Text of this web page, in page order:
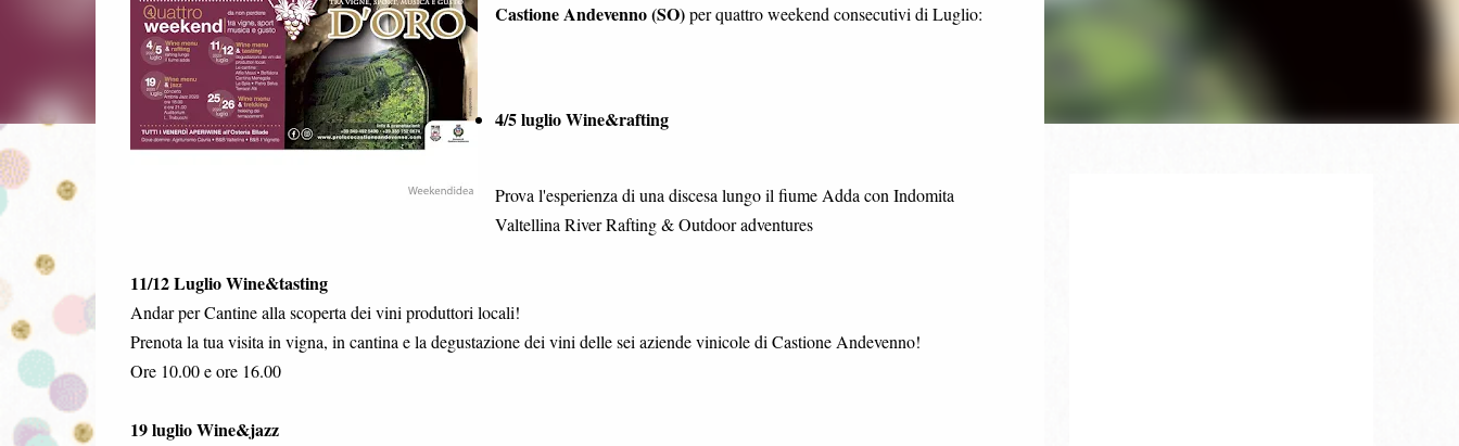
Castione Andevenno (SO)per quattro weekend consecutivi di Luglio:
4/5 luglio Wine&rafting
Prova l'esperienza di una discesa lungo il fiume Adda con Indomita
Valtellina River Rafting & Outdoor adventures
11/12 Luglio Wine&tasting
Andar per Cantine alla scoperta dei vini produttori locali!
Prenota la tua visita in vigna, in cantina e la degustazione dei vini delle sei aziende vinicole di Castione Andevenno!
Ore 10.00 e ore 16.00
19 luglio Wine&jazz